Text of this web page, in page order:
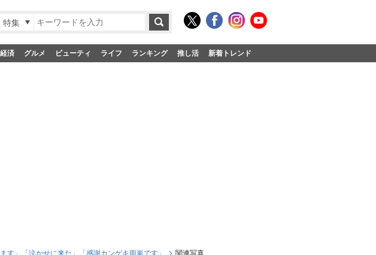
特集
済 グルメ ビューティ ライフ ランキング 推し活 新着トレンド
す」「泣かせに来た」「感謝カンゲキ雨嵐です」
関連写真